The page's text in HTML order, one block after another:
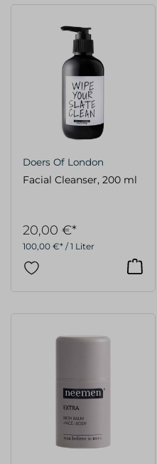
Doers Of London
Facial Cleanser, 200 ml
100,00 €* / 1 Liter
20,00 €*